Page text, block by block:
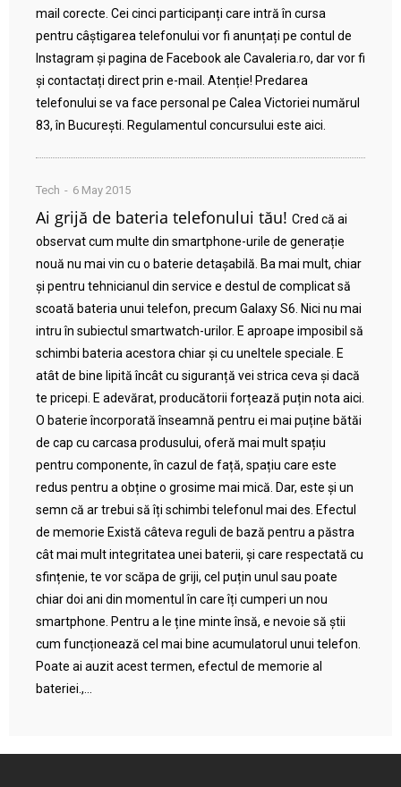
mail corecte. Cei cinci participanți care intră în cursa
pentru câștigarea telefonului vor fi anunțați pe contul de
Instagram și pagina de Facebook ale Cavaleria.ro, dar vor fi
și contactați direct prin e-mail. Atenție! Predarea
telefonului se va face personal pe Calea Victoriei numărul
83, în București. Regulamentul concursului este aici.
Tech 6 May 2015
Ai grijă de bateria telefonului tău! Cred că ai
observat cum multe din smartphone-urile de generație
nouă nu mai vin cu o baterie detașabilă. Ba mai mult, chiar
și pentru tehnicianul din service e destul de complicat să
scoată bateria unui telefon, precum Galaxy S6. Nici nu mai
intru în subiectul smartwatch-urilor. E aproape imposibil să
schimbi bateria acestora chiar și cu uneltele speciale. E
atât de bine lipită încât cu siguranță vei strica ceva și dacă
te pricepi. E adevărat, producătorii forțează puțin nota aici.
O baterie încorporată înseamnă pentru ei mai puține bătăi
de cap cu carcasa produsului, oferă mai mult spațiu
pentru componente, în cazul de față, spațiu care este
redus pentru a obține o grosime mai mică. Dar, este și un
semn că ar trebui să îți schimbi telefonul mai des. Efectul
de memorie Există câteva reguli de bază pentru a păstra
cât mai mult integritatea unei baterii, și care respectată cu
sfințenie, te vor scăpa de griji, cel puțin unul sau poate
chiar doi ani din momentul în care îți cumperi un nou
smartphone. Pentru a le ține minte însă, e nevoie să știi
cum funcționează cel mai bine acumulatorul unui telefon.
Poate ai auzit acest termen, efectul de memorie al
bateriei.,...